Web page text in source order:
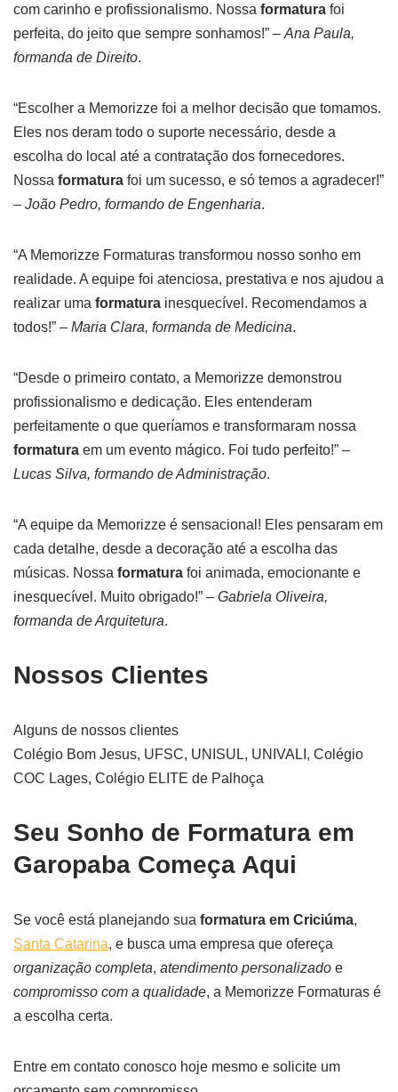
com carinho e profissionalismo. Nossa formatura foi
perfeita, do jeito que sempre sonhamos!” – Ana Paula,
formanda de Direito.
“Escolher a Memorizze foi a melhor decisão que tomamos.
Eles nos deram todo o suporte necessário, desde a
escolha do local até a contratação dos fornecedores.
Nossa formatura foi um sucesso, e só temos a agradecer!”
– João Pedro, formando de Engenharia.
“A Memorizze Formaturas transformou nosso sonho em
realidade. A equipe foi atenciosa, prestativa e nos ajudou a
realizar uma formatura inesquecível. Recomendamos a
todos!” – Maria Clara, formanda de Medicina.
“Desde o primeiro contato, a Memorizze demonstrou
profissionalismo e dedicação. Eles entenderam
perfeitamente o que queríamos e transformaram nossa
formatura em um evento mágico. Foi tudo perfeito!” –
Lucas Silva, formando de Administração.
“A equipe da Memorizze é sensacional! Eles pensaram em
cada detalhe, desde a decoração até a escolha das
músicas. Nossa formatura foi animada, emocionante e
inesquecível. Muito obrigado!” – Gabriela Oliveira,
formanda de Arquitetura.
Nossos Clientes
Alguns de nossos clientes
Colégio Bom Jesus, UFSC, UNISUL, UNIVALI, Colégio
COC Lages, Colégio ELITE de Palhoça
Seu Sonho de Formatura em
Garopaba Começa Aqui
Se você está planejando sua formatura em Criciúma,
Santa Catarina, e busca uma empresa que ofereça
organização completa, atendimento personalizado e
compromisso com a qualidade, a Memorizze Formaturas é
a escolha certa.
Entre em contato conosco hoje mesmo e solicite um